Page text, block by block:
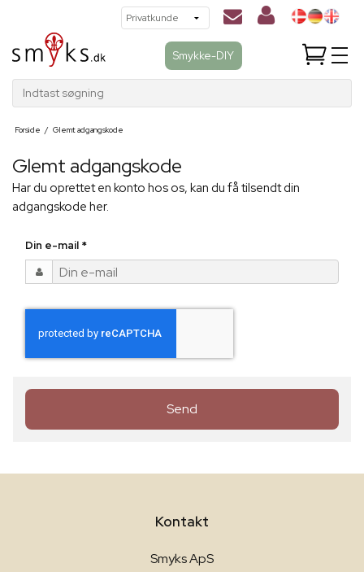
Smykke-DIY
Indtast søgning
Forside / Glemt adgangskode
Glemt adgangskode
Har du oprettet en konto hos os, kan du få tilsendt din
adgangskode her.
Din e-mail *
Send
Kontakt
Smyks ApS